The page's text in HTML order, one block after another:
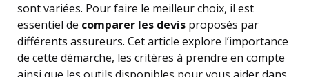
sont variées. Pour faire le meilleur choix, il est
essentiel de comparer les devis proposés par
différents assureurs. Cet article explore l’importance
de cette démarche, les critères à prendre en compte